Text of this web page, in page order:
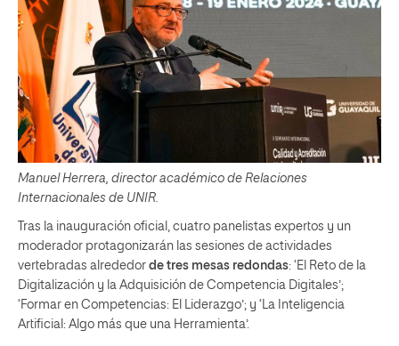
Manuel Herrera, director académico de Relaciones
Internacionales de UNIR.
Tras la inauguración oficial, cuatro panelistas expertos y un
moderador protagonizarán las sesiones de actividades
vertebradas alrededor de tres mesas redondas: ‘El Reto de la
Digitalización y la Adquisición de Competencia Digitales’;
‘Formar en Competencias: El Liderazgo’; y ‘La Inteligencia
Artificial: Algo más que una Herramienta’.